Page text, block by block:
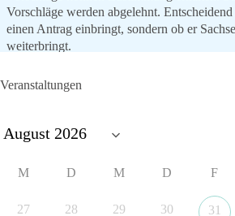
Vorschläge werden abgelehnt.
einen Antrag einbringt, sondern ob er
weiterbringt.
Ablehnung. Keine politische Verschmelzung.
Entscheidungen? 👇
#dieBasis #SachsenAnhalt
Veranstaltungen
M D M D F
27 28 29 30 31